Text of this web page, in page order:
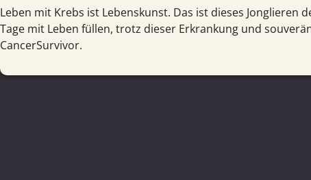
Leben mit Krebs ist Lebenskunst. Das ist dieses Jonglieren
Tage mit Leben füllen, trotz dieser Erkrankung und
CancerSurvivor.